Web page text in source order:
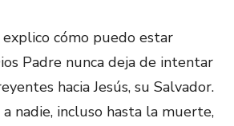
cómo puedo estar
Padre nunca deja de intentar
hacia Jesús, su Salvador.
a nadie, incluso hasta la muerte,